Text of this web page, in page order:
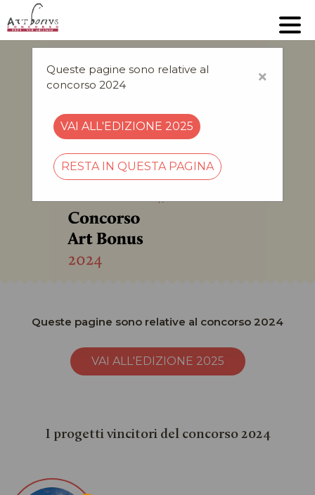
Queste pagine sono relative al concorso 2024
VAI ALL'EDIZIONE 2025
I progetti vincitori del concorso 2024
×
Queste pagine sono relative al
concorso 2024
VAI ALL'EDIZIONE 2025
RESTA IN QUESTA PAGINA